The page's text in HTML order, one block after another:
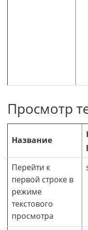
Просмотр
Название
Перейти к
первой строке в
режиме
текстового
просмотра